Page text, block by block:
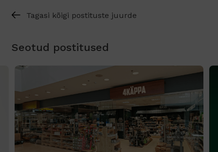
Tagasi kõigi postituste juurde
Seotud postitused